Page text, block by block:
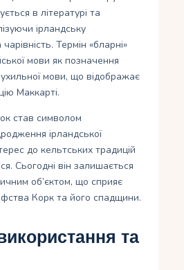
в літературі та
ірландську
Термін «бларні»
мови як позначення
мови, що відображає
Маккарті.
став символом
ірландської
до кельтських традицій
Сьогодні він залишається
об’єктом, що сприяє
Корк та його спадщини.
та